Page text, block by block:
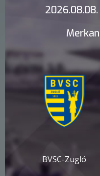
BVSC-Zugló